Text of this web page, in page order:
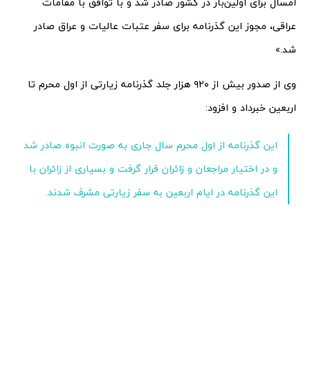
عراقی، مجوز این گذرنامه برای سفر عتبات عالیات و عراق صادر
شد.»
وی از صدور بیش از ۹۲۰ هزار جلد گذرنامه زیارتی از اول محرم تا
اربعین خبرداد و افزود:
این گذرنامه از اول محرم سال جاری به صورت انبوه صادر شد
و در اختیار مراجعان و زائران قرار گرفت و بسیاری از زائران با
این گذرنامه در ایام اربعین به سفر زیارتی مشرف شدند.